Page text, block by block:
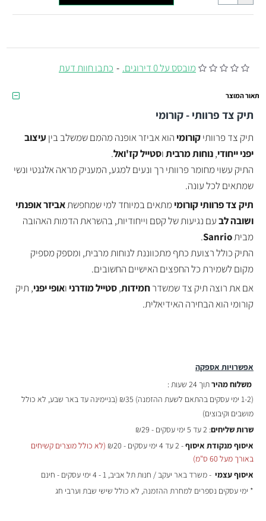
מובסס על 0 דירוגים. - כתבו חוות דעת
אפשרויות אספקה
משלוח מהירתוך 24 שעות :
(1-2 ימי עסקים בהתאם לשעת ההזמנה)
₪35 (בניימינה עד באר שבע, לא כולל
מושבים וקיבוצים)
שרות שליחים: 2 עד 5 ימי עסקים - ₪29
איסוף מנקודת איסוף- 2 עד 4 ימי עסקים - ₪20
(לא כולל מוצרים קשיחים
באורך מעל 60 ס"מ)
איסוף עצמי - משרד באר יעקב / חנות תל אביב, 1 - 4 ימי עסקים - חינם
* ימי עסקים נספרים למחרת ההזמנה, לא כולל שישי שבת וערבי חג
תאור המוצר
תיק צד פרוותי - קורומי
תיק צד פרוותיקורומי הוא אביזר אופנה מהמם שמשלב בין עיצוב
יפני ייחודי,נוחות מרביתוסטייל קז'ואל.
התיק עשוי מחומר פרוותי רך ונעים למגע, המעניק מראה אלגנטי ונשי
שמתאים לכל עונה.
תיק צד פרוותי קורומימתאים במיוחד למי שמחפשתאביזר אופנתי
ושובה לבעם נגיעות של קסם וייחודיות, בהשראת הדמות האהובה
מביתSanrio
.
התיק כולל רצועת כתף מתכווננת לנוחות מרבית, ומספק מספיק
מקום לשמירת כל החפצים האישיים החשובים.
אם את רוצה תיק צד שמשדרחמידות,סטייל מודרני ואופי יפני, תיק
קורומי הוא הבחירה האידיאלית.